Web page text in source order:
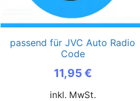
passend für JVC Auto Radio
Code
11,95€
inkl. MwSt.
können
auf
Produktseite